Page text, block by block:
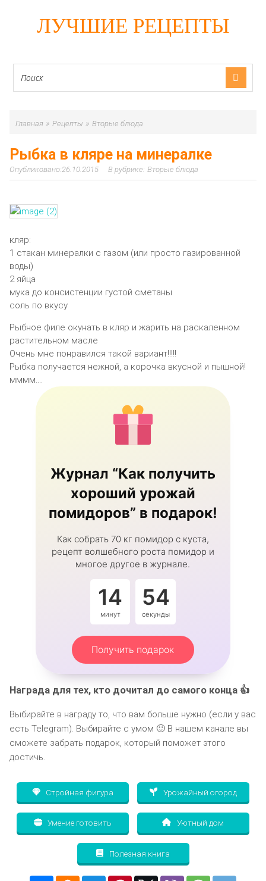
ЛУЧШИЕ РЕЦЕПТЫ
Главная » Рецепты » Вторые блюда
Рыбка в кляре на минералке
26.10.2015 Вторые блюда
кляр:
1 стакан минералки с газом (или просто газированной
воды)
2 яйца
мука до консистенции густой сметаны
соль по вкусу
Рыбное филе окунать в кляр и жарить на раскаленном
растительном масле
Очень мне понравился такой вариант!!!!!
Рыбка получается нежной, а корочка вкусной и пышной!
мммм….
Журнал “Как получить
хороший урожай
помидоров” в подарок!
Как собрать 70 кг помидор с куста,
рецепт волшебного роста помидор и
многое другое в журнале.
14
минут
54
секунды
Получить подарок
Награда для тех, кто дочитал до самого конца 👍
Выбирайте в награду то, что вам больше нужно (если у вас
есть Telegram). Выбирайте с умом 🙂 В нашем канале вы
сможете забрать подарок, который поможет этого
достичь.
Стройная фигура Урожайный огород
Умение готовить Уютный дом
Полезная книга